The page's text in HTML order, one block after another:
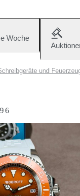
Woche
und